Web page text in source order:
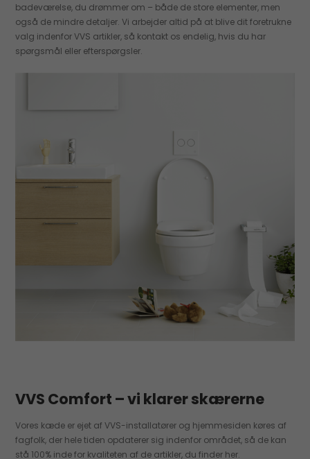
badeværelse, du drømmer om – både de store elementer, men
også de mindre detaljer. Vi arbejder altid på at blive dit foretrukne
valg indenfor VVS artikler, så kontakt os endelig, hvis du har
spørgsmål eller efterspørgsler.
VVS Comfort – vi klarer skærerne
Vores kæde er ejet af VVS-installatører og hjemmesiden køres af
fagfolk, der hele tiden opdaterer sig indenfor området, så de kan
stå 100% inde for kvaliteten af de artikler, du finder her.